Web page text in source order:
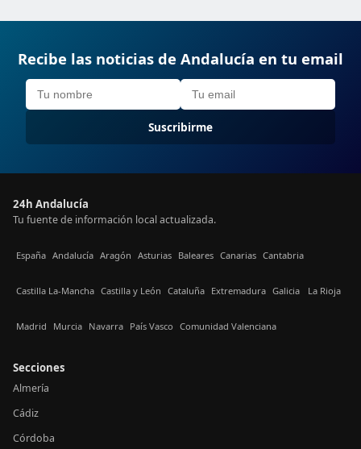
Recibe las noticias de Andalucía en tu email
Suscribirme
24h Andalucía
Tu fuente de información local actualizada.
España Andalucía Aragón Asturias Baleares Canarias Cantabria
Castilla La-Mancha Castilla y León Cataluña Extremadura Galicia La Rioja
Madrid Murcia Navarra País Vasco Comunidad Valenciana
Secciones
Almería
Cádiz
Córdoba